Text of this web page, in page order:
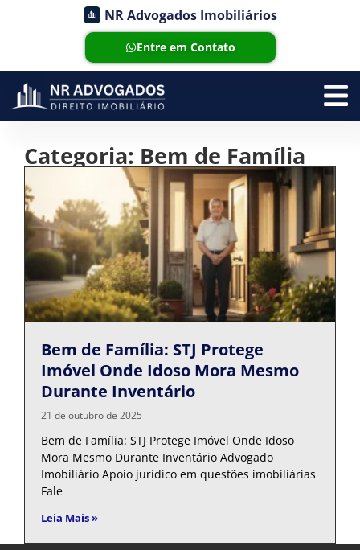
NR Advogados Imobiliários
Entre em Contato
Categoria: Bem de Família
Bem de Família: STJ Protege
Imóvel Onde Idoso Mora Mesmo
Durante Inventário
21 de outubro de 2025
Bem de Família: STJ Protege Imóvel Onde Idoso
Mora Mesmo Durante Inventário Advogado
Imobiliário Apoio jurídico em questões imobiliárias
Fale
Leia Mais »